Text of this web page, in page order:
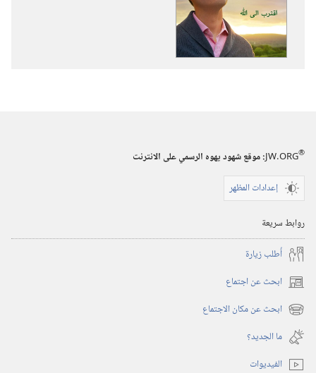
JW.ORG®
:‏ موقع شهود يهوه الرسمي على الانترنت
إعدادات المظهر
روابط سريعة
أُطلب زيارة
ابحث عن اجتماع (يفتح
نافذة
جديدة)
ابحث عن مكان الاجتماع (يفتح
نافذة
جديدة)
ما الجديد؟‏
الفيديوات